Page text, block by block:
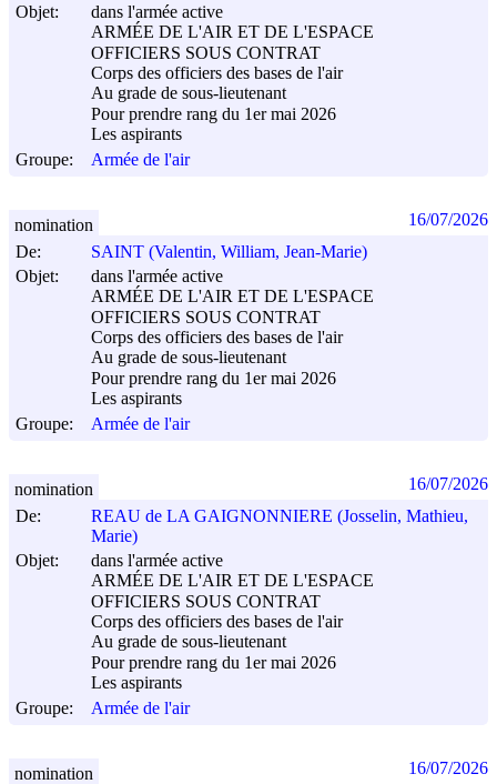
Objet:
dans l'armée active
ARMÉE DE L'AIR ET DE L'ESPACE
OFFICIERS SOUS CONTRAT
Corps des officiers des bases de l'air
Au grade de sous-lieutenant
Pour prendre rang du 1er mai 2026
Les aspirants
Groupe:
Armée de l'air
De:
SAINT (Valentin, William, Jean-Marie)
Objet:
dans l'armée active
ARMÉE DE L'AIR ET DE L'ESPACE
OFFICIERS SOUS CONTRAT
Corps des officiers des bases de l'air
Au grade de sous-lieutenant
Pour prendre rang du 1er mai 2026
Les aspirants
Groupe:
Armée de l'air
nomination 16/07/2026
De:
REAU de LA GAIGNONNIERE (Josselin, Mathieu,
Marie)
Objet:
dans l'armée active
ARMÉE DE L'AIR ET DE L'ESPACE
OFFICIERS SOUS CONTRAT
Corps des officiers des bases de l'air
Au grade de sous-lieutenant
Pour prendre rang du 1er mai 2026
Les aspirants
Groupe:
Armée de l'air
nomination 16/07/2026
nomination 16/07/2026